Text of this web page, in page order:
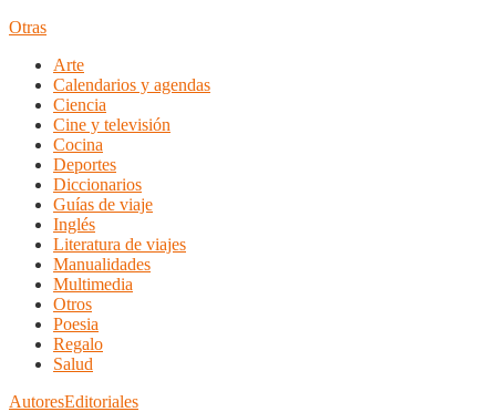
Otras
Arte
Calendarios y agendas
Ciencia
Cine y televisión
Cocina
Deportes
Diccionarios
Guías de viaje
Inglés
Literatura de viajes
Manualidades
Multimedia
Otros
Poesia
Regalo
Salud
AutoresEditoriales